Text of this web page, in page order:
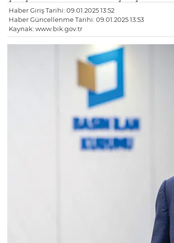
Haber Giriş Tarihi: 09.01.2025 13:52
Haber Güncellenme Tarihi: 09.01.2025 13:53
Kaynak: www.bik.gov.tr